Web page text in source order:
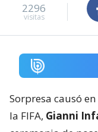
2296
visitas
Sorpresa causó
la FIFA, Gianni